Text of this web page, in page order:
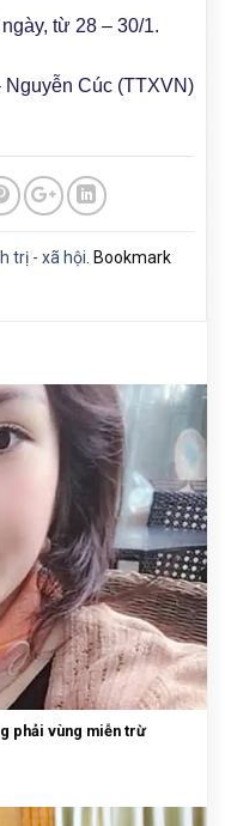
từ 28 – 30/1.
Nguyễn Cúc (TTXVN)
trị - xã hội . Bookmark
phải vùng miễn trừ